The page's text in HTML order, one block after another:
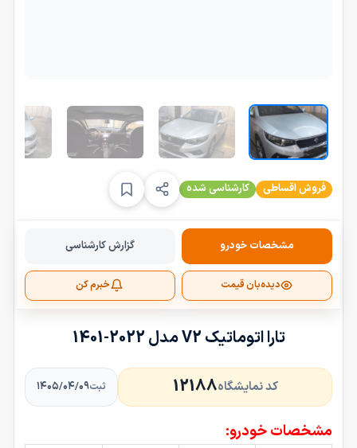
فروش اقساطی کارشناسی شده
مشخصات خودرو گزارش کارشناسی
دیده‌بان قیمت خبرم کن
تارا اتوماتیک V2 مدل 2022-1401
کد نمایشگاه12188 ثبت۱۴۰۵/۰۴/۰۹
مشخصات خودرو: